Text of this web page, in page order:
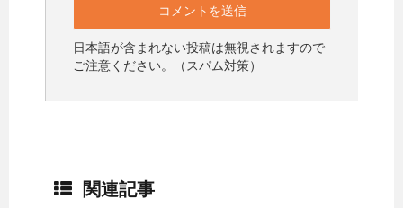
日本語が含まれない投稿は無視されますので
ご注意ください。（スパム対策）
関連記事